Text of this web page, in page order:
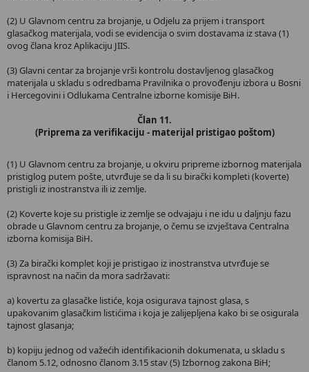
(2) U Glavnom centru za brojanje, u Odjelu za prijem i transport
glasačkog materijala, vodi se evidencija o svim dostavama iz stava (1)
ovog člana kroz Aplikaciju JIIS.
(3) Glavni centar za brojanje vrši kontrolu dostavljenog glasačkog
materijala u skladu s odredbama Pravilnika o provođenju izbora u Bosni
i Hercegovini i Odlukama Centralne izborne komisije BiH.
Član 11.
(Priprema za verifikaciju - materijal pristigao poštom)
(1) U Glavnom centru za brojanje, u okviru pripreme izbornog materijala
pristiglog putem pošte, utvrđuje se da li su birački kompleti (koverte)
pristigli iz inostranstva ili iz zemlje.
(2) Koverte koje su pristigle iz zemlje se odvajaju i ne idu u daljnju fazu
obrade u Glavnom centru za brojanje, o čemu se izvještava Centralna
izborna komisija BiH.
(3) Za birački komplet koji je pristigao iz inostranstva utvrđuje se
ispravnost na način da mora sadržavati:
a) kovertu za glasačke listiće, koja osigurava tajnost glasa, s
upakovanim glasačkim listićima i koja je zalijepljena kako bi se osigurala
tajnost glasanja;
b) kopiju jednog od važećih identifikacionih dokumenata, u skladu s
članom 5.12, odnosno članom 3.15 stav (5) Izbornog zakona BiH;